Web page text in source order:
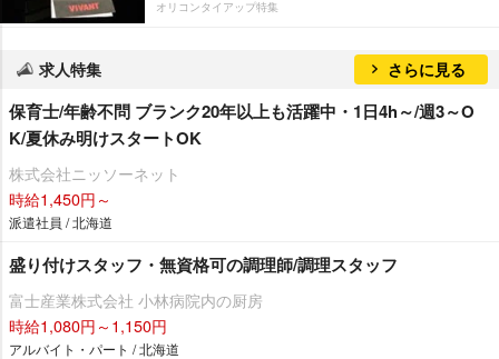
オリコンタイアップ特集
求人特集 さらに見る
保育士/年齢不問 ブランク20年以上も活躍中・1日4h～/週3～O
K/夏休み明けスタートOK
株式会社ニッソーネット
時給1,450円～
派遣社員 / 北海道
盛り付けスタッフ・無資格可の調理師/調理スタッフ
富士産業株式会社 小林病院内の厨房
時給1,080円～1,150円
アルバイト・パート / 北海道